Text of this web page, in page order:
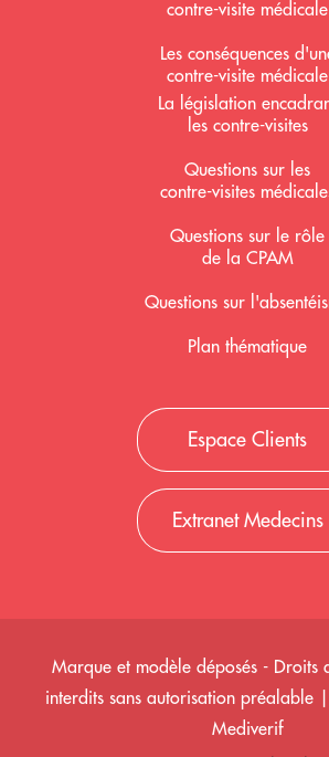
contre-visite médicale
Les conséquences
contre-visite médicale
La législation
les contre-visites
Questions sur les
contre-visites
Questions sur le rôle
de la CPAM
Questions sur
Plan thématique
Espace Clients
Extranet Medecins
Marque et modèle déposés - Droits
interdits sans autorisation
Mediverif